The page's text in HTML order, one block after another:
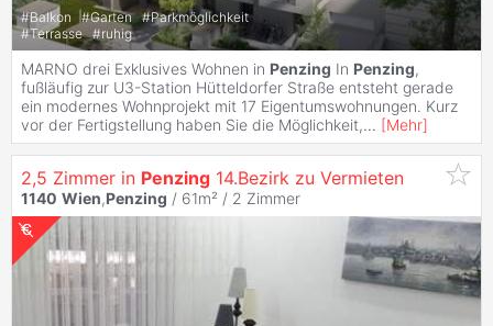
#Balkon #Garten #Parkmöglichkeit
#Terrasse #ruhig
MARNO drei Exklusives Wohnen in Penzing In Penzing,
fußläufig zur U3-Station Hütteldorfer Straße entsteht gerade
ein modernes Wohnprojekt mit 17 Eigentumswohnungen. Kurz
vor der Fertigstellung haben Sie die Möglichkeit,... [Mehr]
2,5 Zimmer in Penzing 14.Bezirk zu Vermieten
1140 Wien,Penzing / 61m² / 2 Zimmer